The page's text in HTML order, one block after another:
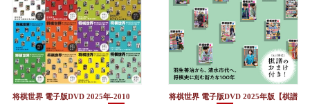
将棋世界 電子版DVD 2025年-2010
将棋世界 電子版DVD 2025年版【棋譜